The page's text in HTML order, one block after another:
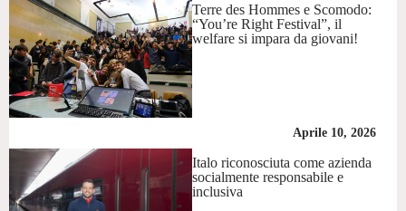
Terre des Hommes e Scomodo:
“You’re Right Festival”, il
welfare si impara da giovani!
Aprile 10, 2026
Italo riconosciuta come azienda
socialmente responsabile e
inclusiva